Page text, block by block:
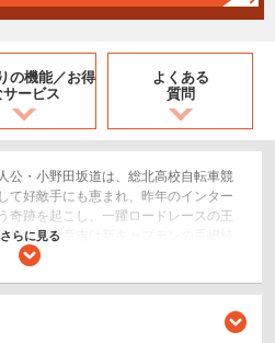
の機能／お得
サービス
よくある
質問
公・小野田坂道は、総北高校自転車競
て好敵手にも恵まれ、昨年のインター
奇跡を起こし、一躍ロードレースの王
輔と鳴子章吉は新キャプテンの手嶋純
に新チームとしてインターハイ連覇に
会人と走っていた経験者の鏑木一差と
など新入生が続々と入部。箱根学園や
ーハイ優勝に向けて動き出す。共に競
さらに見る